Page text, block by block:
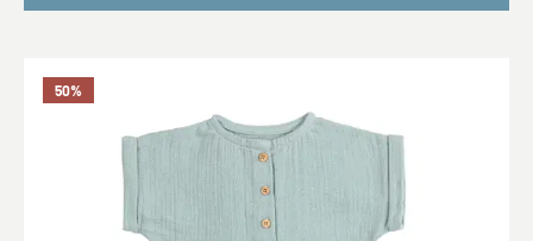
50%